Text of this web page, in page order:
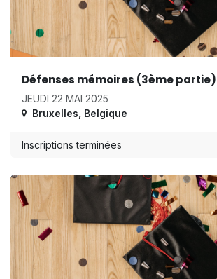
Défenses mémoires (3ème partie)
JEUDI 22 MAI 2025
Bruxelles Belgique
Inscriptions terminées